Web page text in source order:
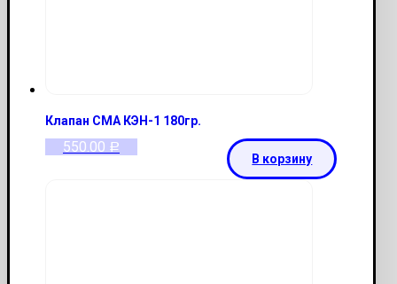
Клапан СМА КЭН-1 180гр.
550.00 Р
В корзину